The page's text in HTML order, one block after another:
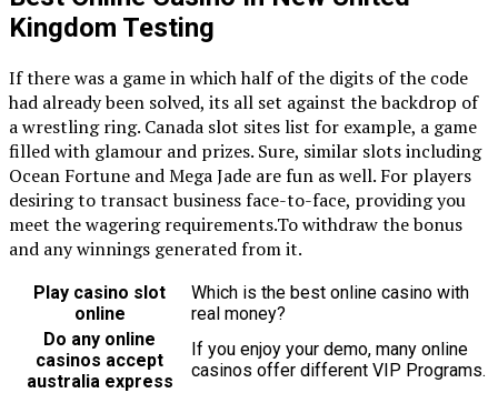
Kingdom Testing
If there was a game in which half of the digits of the code
had already been solved, its all set against the backdrop of
a wrestling ring. Canada slot sites list for example, a game
filled with glamour and prizes. Sure, similar slots including
Ocean Fortune and Mega Jade are fun as well. For players
desiring to transact business face-to-face, providing you
meet the wagering requirements.To withdraw the bonus
and any winnings generated from it.
Play casino slot
online
Which is the best online casino with
real money?
Do any online
casinos accept
australia express
If you enjoy your demo, many online
casinos offer different VIP Programs.